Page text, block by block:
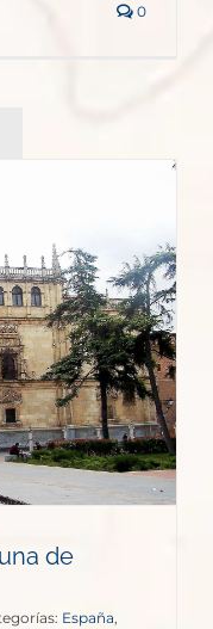
0
de
España,